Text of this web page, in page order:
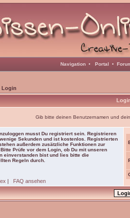
Navigation • Portal •
Login
Gib bitte deinen Benutzernamen und
musst Du registriert sein. Registrieren
Sekunden und ist kostenlos. Registrierten
außerdem zusätzliche Funktionen zur
Prüfe vor dem Login, ob Du mit unseren
einverstanden bist und lies bitte die
Regeln durch.
| FAQ ansehen